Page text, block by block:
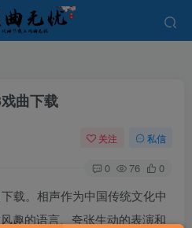
曲下载
关注 私信
0 76 0
载。相声作为中国传统文化中
趣的语言、夸张生动的表演和